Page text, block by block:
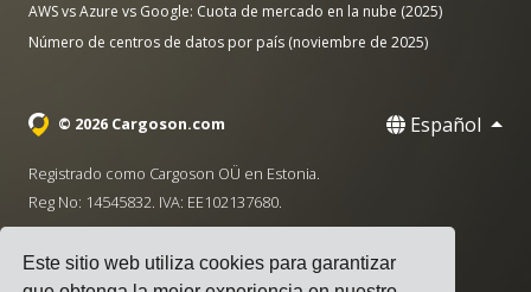
Este sitio web utiliza cookies para garantizar
AWS vs Azure vs Google: Cuota de mercado en la nube (2025)
Número de centros de datos por país (noviembre de 2025)
© 2026 Cargoson.com Español
Registrado como Cargoson OÜ en Estonia.
Reg No: 14545832. IVA: EE102137680.
· hello@cargoson.com